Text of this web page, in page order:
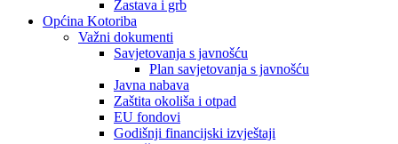
Zastava i grb
Općina Kotoriba
Važni dokumenti
Savjetovanja s javnošću
Plan savjetovanja s javnošću
Javna nabava
Zaštita okoliša i otpad
EU fondovi
Godišnji financijski izvještaji